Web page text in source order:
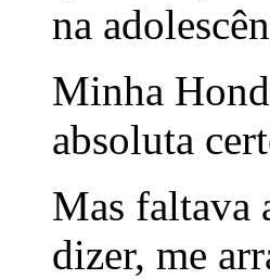
na
Minha
absoluta
Mas faltava
dizer, me